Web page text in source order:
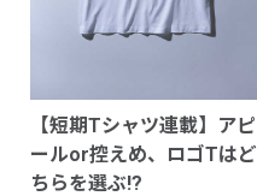
【短期Tシャツ連載】アピ
ールor控えめ、ロゴTはど
ちらを選ぶ!?